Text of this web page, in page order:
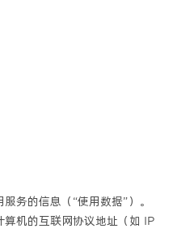
务的信息（“使用数据”）。
机的互联网协议地址（如 IP